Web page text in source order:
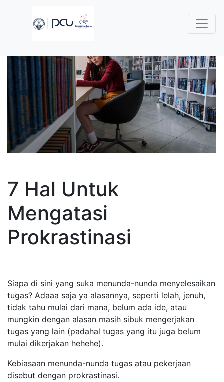
7 Hal Untuk
Mengatasi
Prokrastinasi
Siapa di sini yang suka menunda-nunda menyelesaikan
tugas? Adaaa saja ya alasannya, seperti lelah, jenuh,
tidak tahu mulai dari mana, belum ada ide, atau
mungkin dengan alasan masih sibuk mengerjakan
tugas yang lain (padahal tugas yang itu juga belum
mulai dikerjakan hehehe).
Kebiasaan menunda-nunda tugas atau pekerjaan
disebut dengan prokrastinasi.